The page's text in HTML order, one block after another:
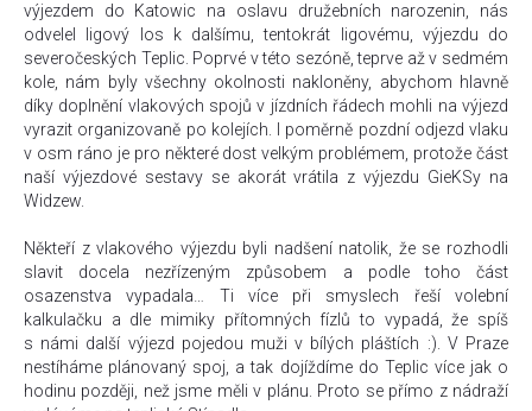
výjezdem do Katowic na oslavu družebních narozenin, nás
odvelel ligový los k dalšímu, tentokrát ligovému, výjezdu do
severočeských Teplic. Poprvé v této sezóně, teprve až v sedmém
kole, nám byly všechny okolnosti nakloněny, abychom hlavně
díky doplnění vlakových spojů v jízdních řádech mohli na výjezd
vyrazit organizovaně po kolejích. I poměrně pozdní odjezd vlaku
v osm ráno je pro některé dost velkým problémem, protože část
naší výjezdové sestavy se akorát vrátila z výjezdu GieKSy na
Widzew.
Někteří z vlakového výjezdu byli nadšení natolik, že se rozhodli
slavit docela nezřízeným způsobem a podle toho část
osazenstva vypadala… Ti více při smyslech řeší volební
kalkulačku a dle mimiky přítomných fízlů to vypadá, že spíš
s námi další výjezd pojedou muži v bílých pláštích :). V Praze
nestíháme plánovaný spoj, a tak dojíždíme do Teplic více jak o
hodinu později, než jsme měli v plánu. Proto se přímo z nádraží